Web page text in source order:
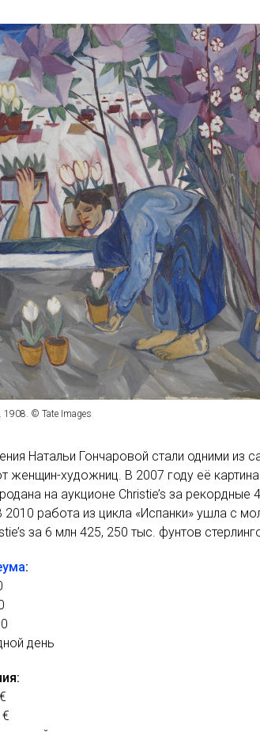
1908. © Tate Images
Натальи Гончаровой стали одними из
женщин-художниц. В 2007 году её
на аукционе Christie’s за рекордные
2010 работа из цикла «Испанки» ушла с
за 6 млн 425, 250 тыс. фунтов
:
день